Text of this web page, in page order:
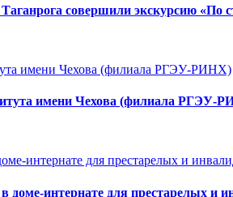
совершили экскурсию «По
имени Чехова (филиала РГЭУ-
доме-интернате для престарелых и